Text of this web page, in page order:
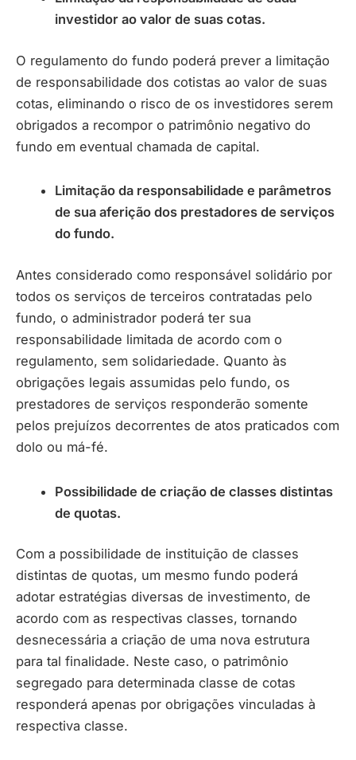
investidor ao valor de suas cotas.
O regulamento do fundo poderá prever a limitação
de responsabilidade dos cotistas ao valor de suas
cotas, eliminando o risco de os investidores serem
obrigados a recompor o patrimônio negativo do
fundo em eventual chamada de capital.
Limitação da responsabilidade e parâmetros
de sua aferição dos prestadores de serviços
do fundo.
Antes considerado como responsável solidário por
todos os serviços de terceiros contratadas pelo
fundo, o administrador poderá ter sua
responsabilidade limitada de acordo com o
regulamento, sem solidariedade. Quanto às
obrigações legais assumidas pelo fundo, os
prestadores de serviços responderão somente
pelos prejuízos decorrentes de atos praticados com
dolo ou má-fé.
Possibilidade de criação de classes distintas
de quotas.
Com a possibilidade de instituição de classes
distintas de quotas, um mesmo fundo poderá
adotar estratégias diversas de investimento, de
acordo com as respectivas classes, tornando
desnecessária a criação de uma nova estrutura
para tal finalidade. Neste caso, o patrimônio
segregado para determinada classe de cotas
responderá apenas por obrigações vinculadas à
respectiva classe.